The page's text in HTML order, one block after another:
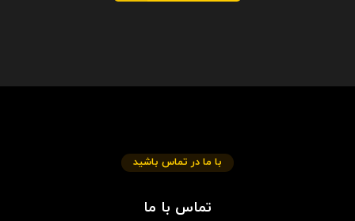
با ما در تماس باشید
تماس با ما